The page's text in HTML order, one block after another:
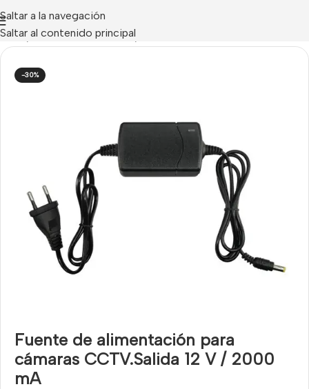
Saltar a la navegación
Saltar al contenido principal
Inicio ACCESORIOS CCTV
-30%
Fuente de alimentación para
cámaras CCTV.Salida 12 V / 2000
mA